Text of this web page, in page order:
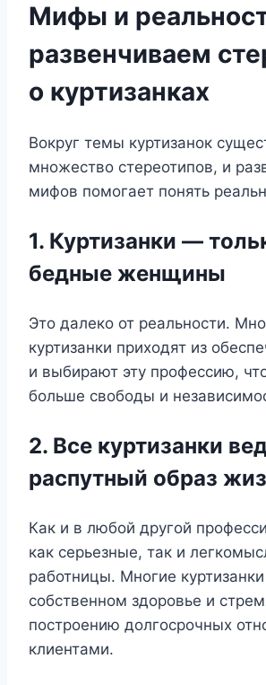
Мифы и
развенчиваем
о куртизанках
Вокруг темы куртизанок
множество стереотипов, и
мифов помогает понять
1. Куртизанки —
бедные женщины
Это далеко от реальности.
куртизанки приходят из
и выбирают эту профессию,
больше свободы и
2. Все куртизанки
распутный образ
Как и в любой другой
как серьезные, так и
работницы. Многие куртизанки
собственном здоровье и
построению долгосрочных
клиентами.